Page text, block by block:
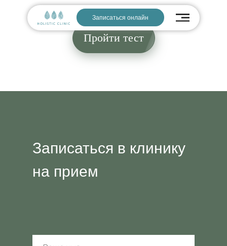
Записаться онлайн
Пройти тест
Записаться в клинику
на прием